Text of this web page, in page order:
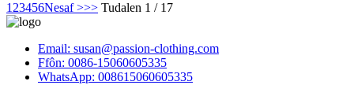
1 23456Nesaf >>> Tudalen 1 / 17
Email: susan@passion-clothing.com
Ffôn: 0086-15060605335
WhatsApp: 008615060605335